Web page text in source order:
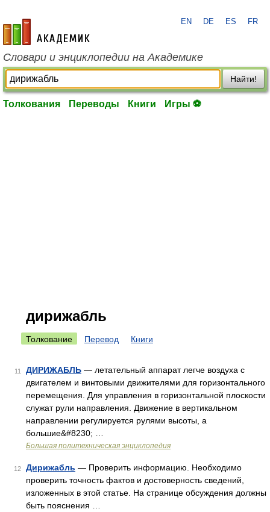
academic.ru
EN DE ES FR
Словари и энциклопедии на Академике
Найти!
Толкования Переводы Книги Игры ⚽
дирижабль
Толкование Перевод Книги
11 ДИРИЖАБЛЬ — летательный аппарат легче воздуха с
двигателем и винтовыми движителями для горизонтального
перемещения. Для управления в горизонтальной плоскости
служат рули направления. Движение в вертикальном
направлении регулируется рулями высоты, а
большие&#8230; …
Большая политехническая энциклопедия
12 Дирижабль — Проверить информацию. Необходимо
проверить точность фактов и достоверность сведений,
изложенных в этой статье. На странице обсуждения должны
быть пояснения …